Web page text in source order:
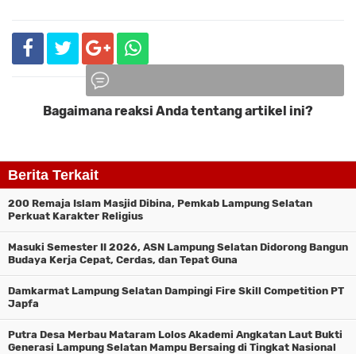
Komentar
Bagaimana reaksi Anda tentang artikel ini?
Berita Terkait
200 Remaja Islam Masjid Dibina, Pemkab Lampung Selatan
Perkuat Karakter Religius
Masuki Semester II 2026, ASN Lampung Selatan Didorong Bangun
Budaya Kerja Cepat, Cerdas, dan Tepat Guna
Damkarmat Lampung Selatan Dampingi Fire Skill Competition PT
Japfa
Putra Desa Merbau Mataram Lolos Akademi Angkatan Laut Bukti
Generasi Lampung Selatan Mampu Bersaing di Tingkat Nasional